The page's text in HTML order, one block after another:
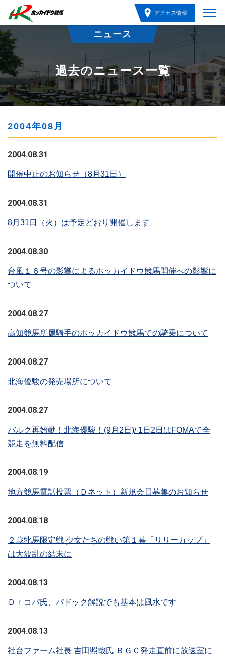
アクセス情報
ニュース
過去のニュース一覧
2004年08月
2004.08.31
開催中止のお知らせ（8月31日）
2004.08.31
8月31日（火）は予定どおり開催します
2004.08.30
台風１６号の影響によるホッカイドウ競馬開催への影響に
ついて
2004.08.27
高知競馬所属騎手のホッカイドウ競馬での騎乗について
2004.08.27
北海優駿の発売場所について
2004.08.27
バルク再始動！北海優駿！(9月2日)/ 1日2日はFOMAで全
競走を無料配信
2004.08.19
地方競馬電話投票（Ｄネット）新規会員募集のお知らせ
2004.08.18
２歳牝馬限定戦 少女たちの戦い第１幕「リリーカップ」
は大波乱の結末に
2004.08.13
Ｄｒコパ氏、パドック解説でも基本は風水です
2004.08.13
社台ファーム社長 吉田照哉氏 ＢＧＣ発走直前に放送室に